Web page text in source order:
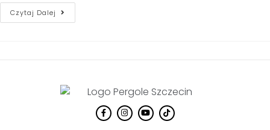
Czytaj Dalej